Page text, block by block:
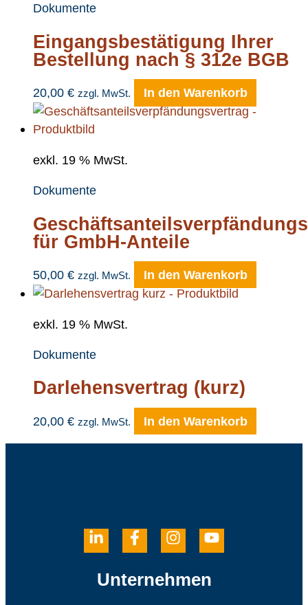
Dokumente
Eingangsbestätigung Ihrer
Bestellung nach § 312e BGB
20,00 € zzgl. MwSt. In den Warenkorb
exkl. 19 % MwSt.
Dokumente
für GmbH-Anteile
50,00 € zzgl. MwSt. In den Warenkorb
exkl. 19 % MwSt.
Dokumente
Darlehensvertrag (kurz)
20,00 € zzgl. MwSt. In den Warenkorb
Unternehmen